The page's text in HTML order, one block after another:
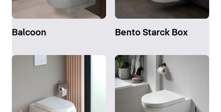
Balcoon Bento Starck Box